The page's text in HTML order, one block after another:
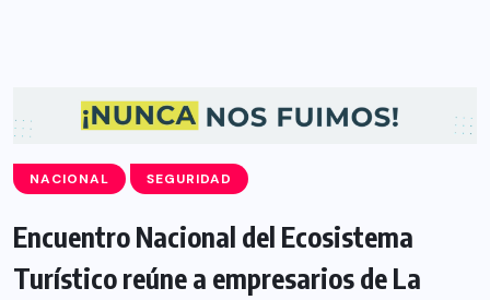
NACIONAL SEGURIDAD
Encuentro Nacional del Ecosistema
Turístico reúne a empresarios de La